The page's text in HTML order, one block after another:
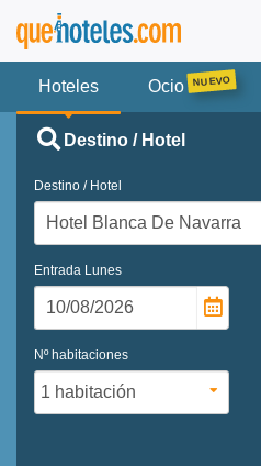
Hoteles Ocio
Destino / Hotel
Destino / Hotel
Entrada Lunes
Nº habitaciones